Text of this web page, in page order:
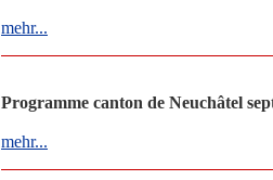
mehr...
Programme canton de Neuchâtel
mehr...